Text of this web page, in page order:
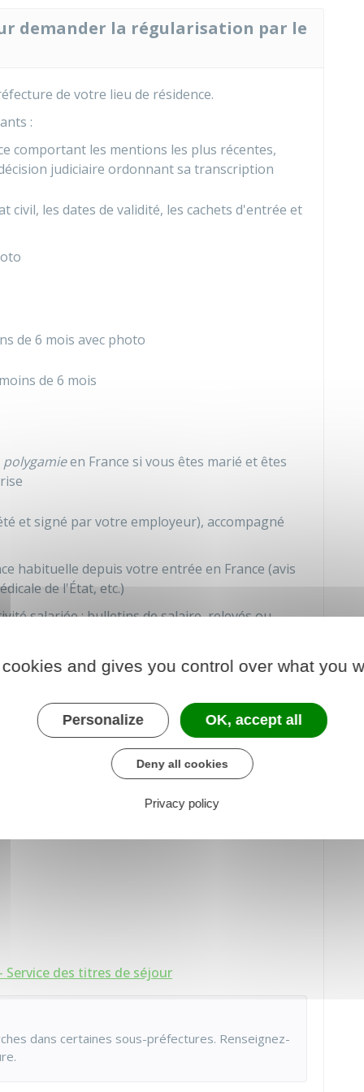
demander la régularisation par le
de votre lieu de résidence.
:
comportant les mentions les plus récentes,
judiciaire ordonnant sa transcription
civil, les dates de validité, les cachets d'entrée et
de 6 mois avec photo
de 6 mois
polygamieen France si vous êtes marié et êtes
et signé par votre employeur), accompagné
habituelle depuis votre entrée en France (avis
de l'État, etc.)
salariée : bulletins de salaire, relevés ou
la société française : attestations de cercles
activité bénévole, participation aux activités
à respecter les principes de la République
Service des titres de séjour
dans certaines sous-préfectures. Renseignez-
and gives you control over what you
Personalize OK, accept all
Deny all cookies
Privacy policy